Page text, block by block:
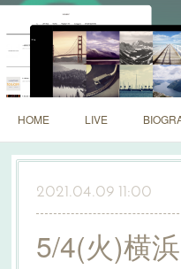
HOME LIVE
2021.04.09 11:00
5/4(火)横